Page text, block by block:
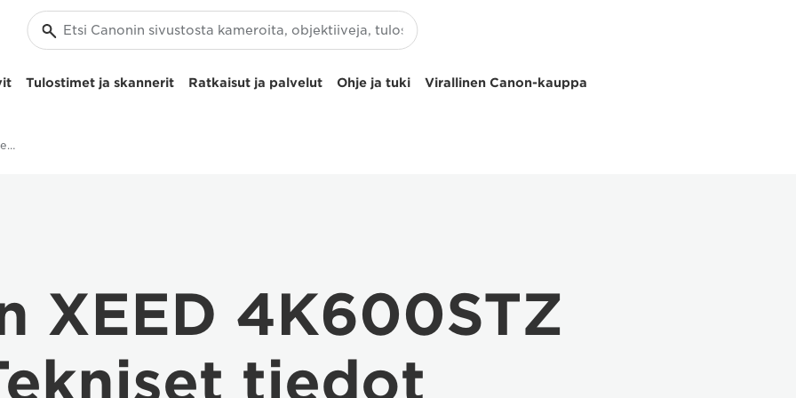
Tulostimet ja skannerit Ratkaisut ja palvelut Ohje ja tuki Virallinen Canon-kauppa
Canon XEED 4K600STZ:n tekniset tiedot
XEED 4K600STZ
tiedot